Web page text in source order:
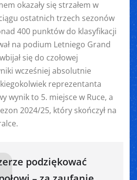
okazały się strzałem w
ostatnich trzech sezonów
400 punktów do klasyfikacji
na podium Letniego Grand
się do czołowej
wcześniej absolutnie
reprezentanta
wynik to 5. miejsce w Ruce, a
2024/25, który skończył na
podziękować